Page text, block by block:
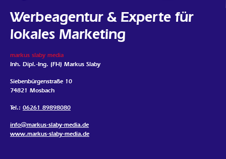
Werbeagentur & Experte für
lokales Marketing
markus slaby media
Inh. Dipl.-Ing. (FH) Markus Slaby
Siebenbürgenstraße 10
74821 Mosbach
Tel.: 06261 89898080
info@markus-slaby-media.de
www.markus-slaby-media.de